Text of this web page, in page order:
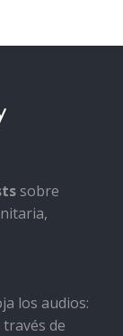
sobre
los audios:
de